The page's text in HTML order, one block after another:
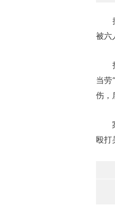
据
被六
招
当劳
伤，
案
殴打